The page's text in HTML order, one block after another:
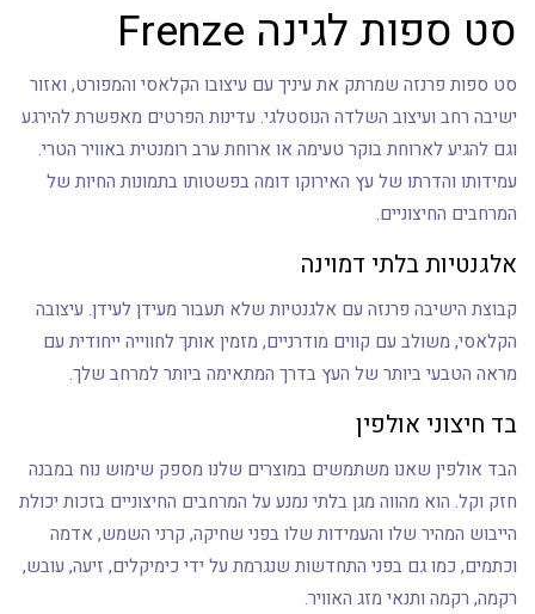
סט ספות לגינה Frenze
סט ספות פרנזה שמרתק את עיניך עם עיצובו הקלאסי והמפורט, ואזור
ישיבה רחב ועיצוב השלדה הנוסטלגי. עדינות הפרטים מאפשרת להירגע
וגם להגיע לארוחת בוקר טעימה או ארוחת ערב רומנטית באוויר הטרי.
עמידותו והדרתו של עץ האירוקו דומה בפשטותו בתמונות החיות של
המרחבים החיצוניים.
אלגנטיות בלתי דמוינה
קבוצת הישיבה פרנזה עם אלגנטיות שלא תעבור מעידן לעידן. עיצובה
הקלאסי, משולב עם קווים מודרניים, מזמין אותך לחווייה ייחודית עם
מראה הטבעי ביותר של העץ בדרך המתאימה ביותר למרחב שלך.
בד חיצוני אולפין
הבד אולפין שאנו משתמשים במוצרים שלנו מספק שימוש נוח במבנה
חזק וקל. הוא מהווה מגן בלתי נמנע על המרחבים החיצוניים בזכות יכולת
הייבוש המהיר שלו והעמידות שלו בפני שחיקה, קרני השמש, אדמה
וכתמים, כמו גם בפני התחדשות שנגרמת על ידי כימיקלים, זיעה, עובש,
רקמה, רקמה ותנאי מזג האוויר.